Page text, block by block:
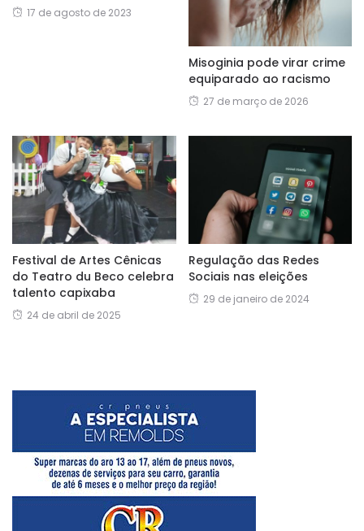
17 de agosto de 2023
Misoginia pode virar crime
equiparado ao racismo
27 de março de 2026
Festival de Artes Cênicas
do Teatro du Beco celebra
talento capixaba
24 de abril de 2025
Regulação das Redes
Sociais nas eleições
29 de janeiro de 2024